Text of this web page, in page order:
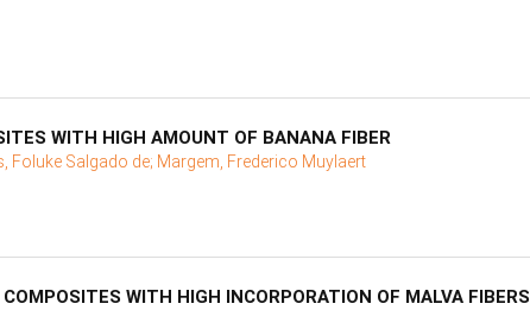
WITH HIGH AMOUNT OF BANANA FIBER
Foluke Salgado de; Margem, Frederico Muylaert
WITH HIGH INCORPORATION OF MALVA FIBERS